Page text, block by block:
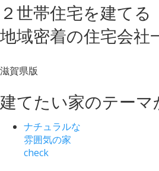
２世帯住宅を建てる
地域密着の住宅会社
滋賀県版
建てたい家のテーマ
ナチュラルな
雰囲気の家
check